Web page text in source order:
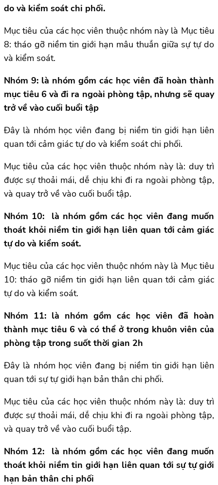
do và kiểm soát chi phối.
Mục tiêu của các học viên thuộc nhóm này là Mục tiêu
8: tháo gỡ niềm tin giới hạn mâu thuẫn giữa sự tự do
và kiểm soát.
Nhóm 9: là nhóm gồm các học viên đã hoàn thành
mục tiêu 6 và đi ra ngoài phòng tập, nhưng sẽ quay
trở về vào cuối buổi tập
Đây là nhóm học viên đang bị niềm tin giới hạn liên
quan tới cảm giác tự do và kiểm soát chi phối.
Mục tiêu của các học viên thuộc nhóm này là: duy trì
được sự thoải mái, dễ chịu khi đi ra ngoài phòng tập,
và quay trở về vào cuối buổi tập.
Nhóm 10: là nhóm gồm các học viên đang muốn
thoát khỏi niềm tin giới hạn liên quan tới cảm giác
tự do và kiểm soát.
Mục tiêu của các học viên thuộc nhóm này là Mục tiêu
10: tháo gỡ niềm tin giới hạn liên quan tới cảm giác
tự do và kiểm soát.
Nhóm 11: là nhóm gồm các học viên đã hoàn
thành mục tiêu 6 và có thể ở trong khuôn viên của
phòng tập trong suốt thời gian 2h
Đây là nhóm học viên đang bị niềm tin giới hạn liên
quan tới sự tự giới hạn bản thân chi phối.
Mục tiêu của các học viên thuộc nhóm này là: duy trì
được sự thoải mái, dễ chịu khi đi ra ngoài phòng tập,
và quay trở về vào cuối buổi tập.
Nhóm 12: là nhóm gồm các học viên đang muốn
thoát khỏi niềm tin giới hạn liên quan tới sự tự giới
hạn bản thân chi phối